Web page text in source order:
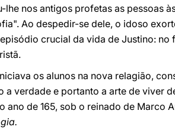
nos antigos profetas as pessoas
Ao despedir-se dele, o idoso
crucial da vida de Justino: no
os alunos na nova relagião,
verdade e portanto a arte de viver
de 165, sob o reinado de Marco